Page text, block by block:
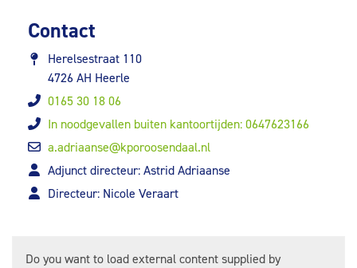
Contact
Herelsestraat 110
4726 AH Heerle
0165 30 18 06
In noodgevallen buiten kantoortijden: 0647623166
a.adriaanse@kporoosendaal.nl
Adjunct directeur: Astrid Adriaanse
Directeur: Nicole Veraart
Do you want to load external content supplied by